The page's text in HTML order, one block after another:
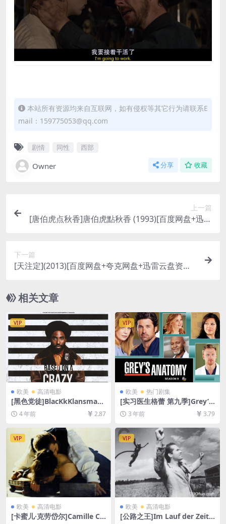
本站所有资源均来自互联网，如有侵权等其它行为请联系E
mail：159775053@qq.com
剧情 同性 西部
Owner 分享 收藏
上一篇
[唐伯虎点秋香]唐伯虎點秋香 (1993)[百度网盘+迅雷
下一篇
[天注定](2013)[百度网盘+夸克网盘+迅雷云盘资源1
相关文章
VIP
欧美 高清电影
[黑色党徒]BlacKkKlansman
(2018)[百度网盘+迅雷云盘资
源1080P超清未删减][MP4/8
4 年前 2.87
VIP
欧美 热门剧集
[实习医生格蕾 第九季]Grey’s
Anatomy Season 9 (2012)
[百度网盘+夸克网盘1080P超
下载][MP4/67GB][奈飞官方
中字]
3 年前 3.79
VIP
欧美 高清电影
[卡蜜儿·克劳岱尔]Camille Cla
VIP
欧美 高清电影
[公路之王]Im Lauf der Zeit